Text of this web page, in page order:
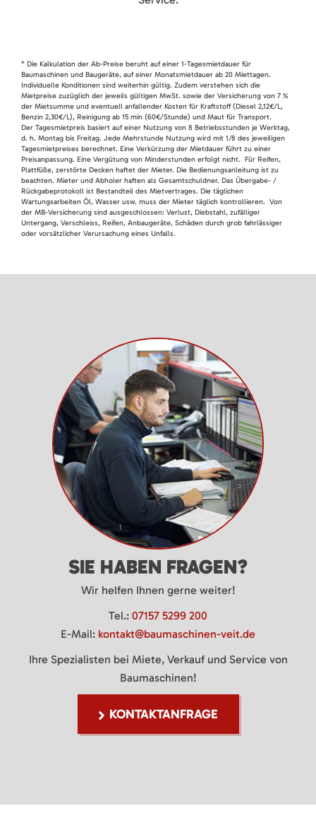
* Die Kalkulation der Ab-Preise beruht auf einer 1-Tagesmietdauer für
Baumaschinen und Baugeräte, auf einer Monatsmietdauer ab 20 Miettagen.
Individuelle Konditionen sind weiterhin gültig. Zudem verstehen sich die
Mietpreise zuzüglich der jeweils gültigen MwSt. sowie der Versicherung von 7 %
der Mietsumme und eventuell anfallender Kosten für Kraftstoff (Diesel 2,12€/L,
Benzin 2,30€/L), Reinigung ab 15 min (60€/Stunde) und Maut für Transport.
Der Tagesmietpreis basiert auf einer Nutzung von 8 Betriebsstunden je Werktag,
d. h. Montag bis Freitag. Jede Mehrstunde Nutzung wird mit 1/8 des jeweiligen
Tagesmietpreises berechnet. Eine Verkürzung der Mietdauer führt zu einer
Preisanpassung. Eine Vergütung von Minderstunden erfolgt nicht. Für Reifen,
Plattfüße, zerstörte Decken haftet der Mieter. Die Bedienungsanleitung ist zu
beachten. Mieter und Abholer haften als Gesamtschuldner. Das Übergabe- /
Rückgabeprotokoll ist Bestandteil des Mietvertrages. Die täglichen
Wartungsarbeiten Öl, Wasser usw. muss der Mieter täglich kontrollieren. Von
der MB-Versicherung sind ausgeschlossen: Verlust, Diebstahl, zufälliger
Untergang, Verschleiss, Reifen, Anbaugeräte, Schäden durch grob fahrlässiger
oder vorsätzlicher Verursachung eines Unfalls.
SIE HABEN FRAGEN?
Wir helfen Ihnen gerne weiter!
Tel.: 07157 5299 200
E-Mail: kontakt@baumaschinen-veit.de
Ihre Spezialisten bei Miete, Verkauf und Service von
Baumaschinen!
KONTAKTANFRAGE